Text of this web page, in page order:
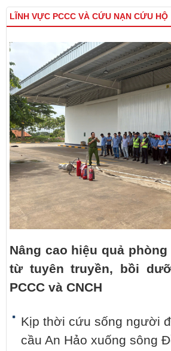
LĨNH VỰC PCCC VÀ CỨU NẠN CỨU HỘ
Nâng cao hiệu quả
từ tuyên truyền, bồi
PCCC và CNCH
Kịp thời cứu sống người
cầu An Hảo xuống sông